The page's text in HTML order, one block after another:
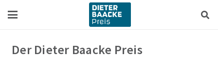
Inhalt
Navigation
Der Dieter Baacke Preis